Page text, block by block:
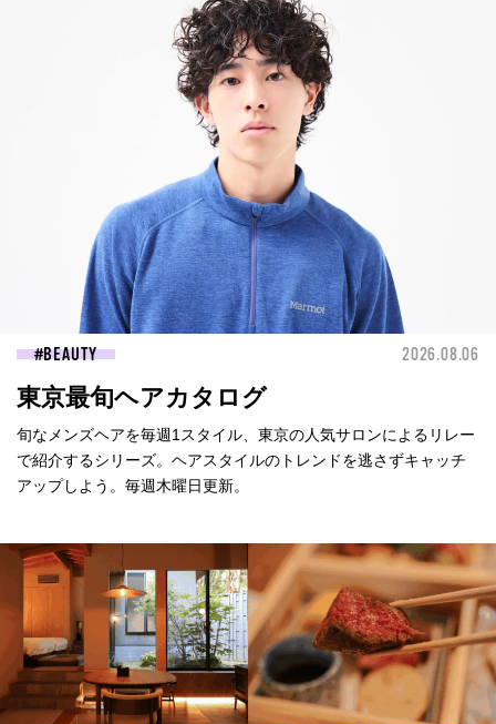
BEAUTY 2026.08.06
東京最旬ヘアカタログ
旬なメンズヘアを毎週1スタイル、東京の人気サロンによるリレー
で紹介するシリーズ。ヘアスタイルのトレンドを逃さずキャッチ
アップしよう。毎週木曜日更新。